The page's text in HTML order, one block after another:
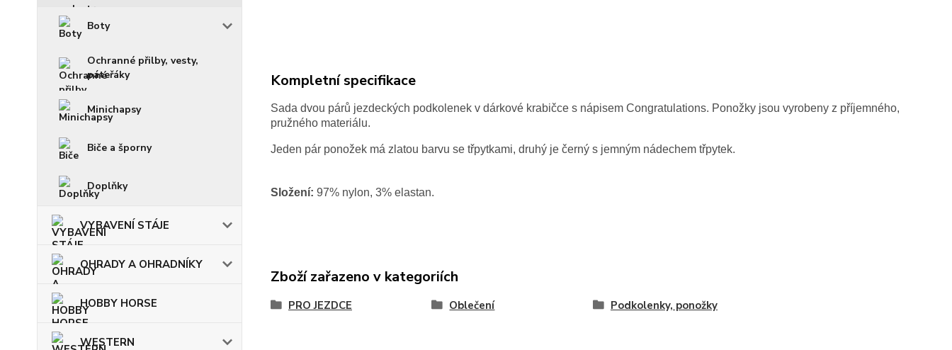
Boty
Ochranné přilby, vesty,
páteřáky
Minichapsy
Biče a šporny
Doplňky
VYBAVENÍ STÁJE
OHRADY A OHRADNÍKY
HOBBY HORSE
WESTERN
Kompletní specifikace
Sada dvou párů jezdeckých podkolenek v dárkové krabičce s nápisem Congratulations. Ponožky jsou vyrobeny z příjemného,
pružného materiálu.
Jeden pár ponožek má zlatou barvu se třpytkami, druhý je černý s jemným nádechem třpytek.
Složení: 97% nylon, 3% elastan.
Zboží zařazeno v kategoriích
PRO JEZDCE Oblečení Podkolenky, ponožky